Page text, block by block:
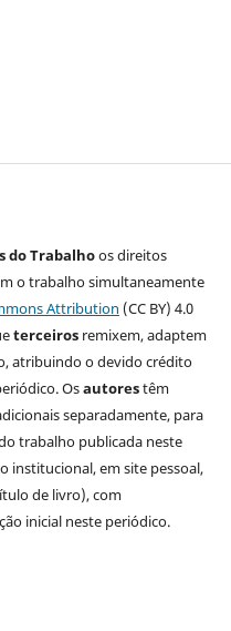
do Trabalhoos direitos
o trabalho simultaneamente
Attribution (CC BY) 4.0
terceirosremixem, adaptem
atribuindo o devido crédito
Osautorestêm
separadamente, para
trabalho publicada neste
institucional, em site pessoal,
de livro), com
inicial neste periódico.